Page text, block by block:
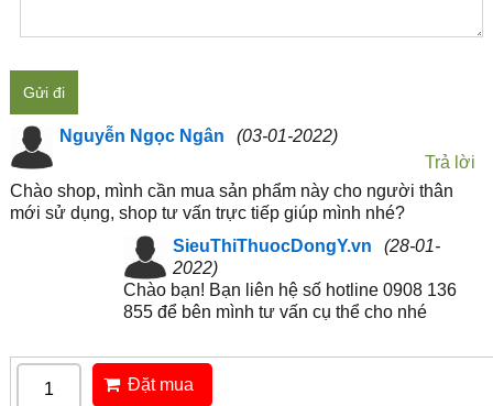
Gửi đi
Nguyễn Ngọc Ngân
(03-01-2022)
Trả lời
Chào shop, mình cần mua sản phẩm này cho người thân
mới sử dụng, shop tư vấn trực tiếp giúp mình nhé?
SieuThiThuocDongY.vn
(28-01-
2022)
Chào bạn! Bạn liên hệ số hotline 0908 136
855 để bên mình tư vấn cụ thể cho nhé
Đặt mua